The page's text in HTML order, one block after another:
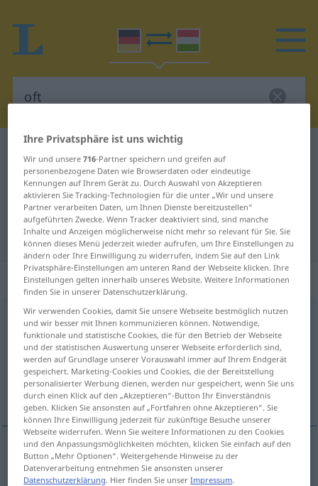
Deutsch-Ungarisch Übersetzung
für "oft"
"oft" Ungarisch Übersetzung
„oft“
Übersicht aller Übersetzungen
(Für mehr Details die Übersetzung anklicken/antippen)
sokszor, gyakran, többször
sokszor, gyakran oft
Ihre Privatsphäre ist uns wichtig
Wir und unsere716-Partner speichern und greifen auf
personenbezogene Daten wie Browserdaten oder eindeutige
Kennungen auf Ihrem Gerät zu. Durch Auswahl von Akzeptieren
aktivieren Sie Tracking-Technologien für die unter „Wir und unsere
Partner verarbeiten Daten, um Ihnen Dienste bereitzustellen“
aufgeführten Zwecke. Wenn Tracker deaktiviert sind, sind manche
Inhalte und Anzeigen möglicherweise nicht mehr so relevant für Sie. Sie
können dieses Menü jederzeit wieder aufrufen, um Ihre Einstellungen zu
ändern oder Ihre Einwilligung zu widerrufen, indem Sie auf den Link
Privatsphäre-Einstellungen am unteren Rand der Webseite klicken. Ihre
Einstellungen gelten innerhalb unseres Website. Weitere Informationen
finden Sie in unserer Datenschutzerklärung.
Wir verwenden Cookies, damit Sie unsere Webseite bestmöglich nutzen
und wir besser mit Ihnen kommunizieren können. Notwendige,
funktionale und statistische Cookies, die für den Betrieb der Webseite
und der statistischen Auswertung unserer Webseite erforderlich sind,
werden auf Grundlage unserer Vorauswahl immer auf Ihrem Endgerät
gespeichert. Marketing-Cookies und Cookies, die der Bereitstellung
personalisierter Werbung dienen, werden nur gespeichert, wenn Sie uns
durch einen Klick auf den „Akzeptieren“-Button Ihr Einverständnis
geben. Klicken Sie ansonsten auf „Fortfahren ohne Akzeptieren“. Sie
können Ihre Einwilligung jederzeit für zukünftige Besuche unserer
Webseite widerrufen. Wenn Sie weitere Informationen zu den Cookies
und den Anpassungsmöglichkeiten möchten, klicken Sie einfach auf den
Button „Mehr Optionen“. Weitergehende Hinweise zu der
Datenverarbeitung entnehmen Sie ansonsten unserer
Datenschutzerklärung. Hier finden Sie unserImpressum.